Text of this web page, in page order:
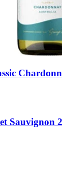
Sauvignon